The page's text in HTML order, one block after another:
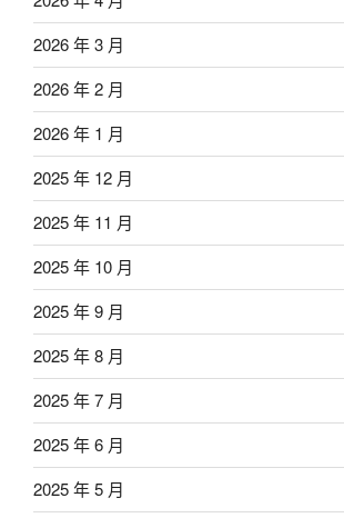
2026 年 3 月
2026 年 2 月
2026 年 1 月
2025 年 12 月
2025 年 11 月
2025 年 10 月
2025 年 9 月
2025 年 8 月
2025 年 7 月
2025 年 6 月
2025 年 5 月